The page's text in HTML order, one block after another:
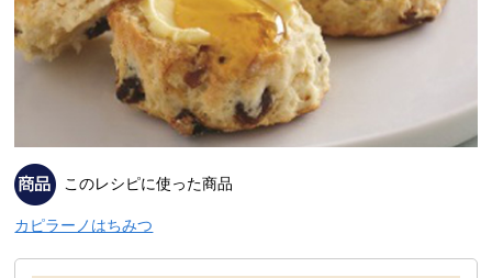
このレシピに使った商品
カピラーノはちみつ